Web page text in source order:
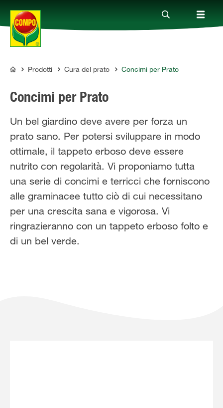
Prodotti
Magazine
Mondi Tematici
Info
Chi siamo
Solo il meglio!
COMPO
Prodotti Cura del prato Concimi per Prato
Concimi per Prato
Un bel giardino deve avere per forza un
prato sano. Per potersi sviluppare in modo
ottimale, il tappeto erboso deve essere
nutrito con regolarità. Vi proponiamo tutta
una serie di concimi e terricci che forniscono
alle graminacee tutto ciò di cui necessitano
per una crescita sana e vigorosa. Vi
ringrazieranno con un tappeto erboso folto e
di un bel verde.